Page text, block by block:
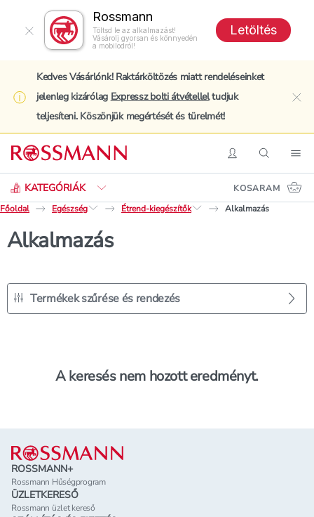
Rossmann
Töltsd le az alkalmazást!
Vásárolj gyorsan és könnyedén
a mobilodról!
Letöltés
Kedves Vásárlónk! Raktárköltözés miatt rendeléseinket
jelenleg kizárólag Expressz bolti átvételleltudjuk
teljesíteni. Köszönjük megértését és türelmét!
BelépésKeresés
KATEGÓRIÁK
Keresés
KOSARAM
Főoldal
Egészség Étrend-kiegészítők Alkalmazás
Alkalmazás
Termékek szűrése és rendezés
A keresés nem hozott eredményt.
Lábléc
ROSSMANN+
Rossmann Hűségprogram
ÜZLETKERESŐ
Rossmann üzlet kereső